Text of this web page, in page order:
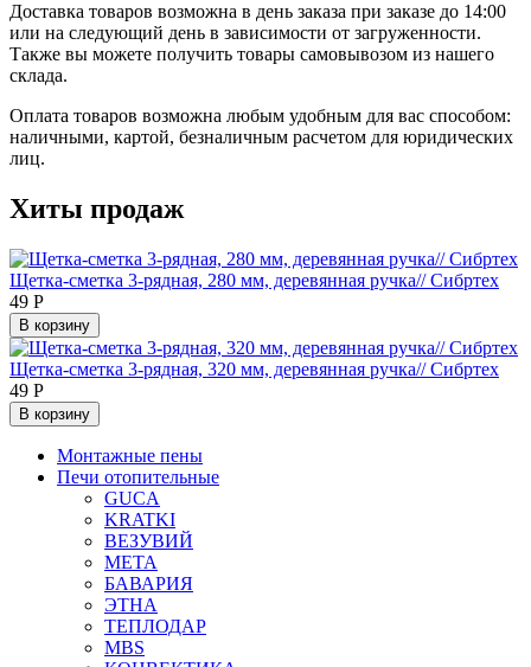
Доставка товаров возможна в день заказа при заказе до 14:00
или на следующий день в зависимости от загруженности.
Также вы можете получить товары самовывозом из нашего
склада.
Оплата товаров возможна любым удобным для вас способом:
наличными, картой, безналичным расчетом для юридических
лиц.
Хиты продаж
Щетка-сметка 3-рядная, 280 мм, деревянная ручка// Сибртех
49 Р
В корзину
Щетка-сметка 3-рядная, 320 мм, деревянная ручка// Сибртех
49 Р
В корзину
Монтажные пены
Печи отопительные
GUCA
KRATKI
ВЕЗУВИЙ
МЕТА
БАВАРИЯ
ЭТНА
ТЕПЛОДАР
MBS